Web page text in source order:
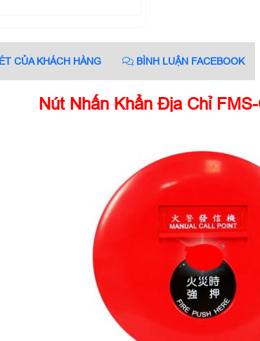
CỦA KHÁCH HÀNG BÌNH LUẬN FACEBOOK
Nút Nhấn Khẩn Địa Chỉ